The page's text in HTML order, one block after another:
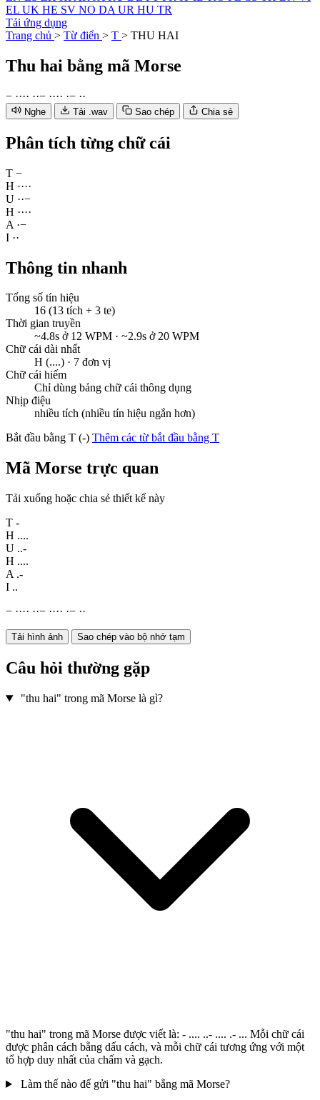
EL UK HE SV NO DA UR HU TR
Tải ứng dụng
Trang chủ > Từ điển > T > THU HAI
Thu hai bằng mã Morse
− ···· ··− ···· ·− ··
Nghe Tải .wav Sao chép Chia sẻ
Phân tích từng chữ cái
T −
H ····
U ··−
H ····
A ·−
I ··
Thông tin nhanh
Tổng số tín hiệu
16 (13 tích + 3 te)
Thời gian truyền
~4.8s ở 12 WPM · ~2.9s ở 20 WPM
Chữ cái dài nhất
H (....) · 7 đơn vị
Chữ cái hiếm
Chỉ dùng bảng chữ cái thông dụng
Nhịp điệu
nhiều tích (nhiều tín hiệu ngắn hơn)
Bắt đầu bằng T (-) Thêm các từ bắt đầu bằng T
Mã Morse trực quan
Tải xuống hoặc chia sẻ thiết kế này
T -
H ....
U ..-
H ....
A .-
I ..
− ···· ··− ···· ·− ··
Tải hình ảnh Sao chép vào bộ nhớ tạm
Câu hỏi thường gặp
"thu hai" trong mã Morse là gì?
"thu hai" trong mã Morse được viết là: - .... ..- .... .- ... Mỗi chữ cái
được phân cách bằng dấu cách, và mỗi chữ cái tương ứng với một
tổ hợp duy nhất của chấm và gạch.
Làm thế nào để gửi "thu hai" bằng mã Morse?